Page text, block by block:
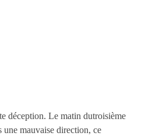
déception. Le matin dutroisième
une mauvaise direction, ce